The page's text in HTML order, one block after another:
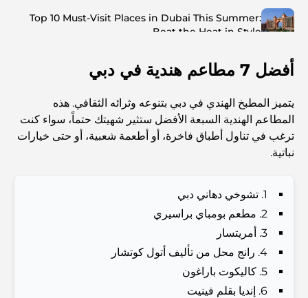
Top 10 Must-Visit Places in Dubai This Summer:
Beat the Heat in Style
Top 7 Busiest Airports in the World: Hub of Global
Travel
Abu Dhabi vs Dubai: A Practical Comparison for
Investors and Residents
أشياء يمكنك القيام بها في دبي خلال فصل الصيف: دليلك الأمثل
للتغلب على الحرارة
أفضل الهدايا الفاخرة للرجال: أفكار هدايا مميزة وخالدة
أفضل 7 مطاعم هندية في دبي
يتميز المطبخ الهندي في دبي بتنوعه وثرائه الثقافي. هذه
المطاعم الهندية السبعة الأفضل ستثير شهيتك حتماً، سواء كنت
ترغب في تناول أطباق فاخرة، أو أطعمة شعبية، أو حتى خيارات
نباتية.
1. تشوخي دهاني دبي
2. مطعم بومباي براسيري
3. أمريتسار
4. رانج محل من تأليف أتول كوتشار
5. كاليكوت باراغون
6. إنديا بقلم فينيت